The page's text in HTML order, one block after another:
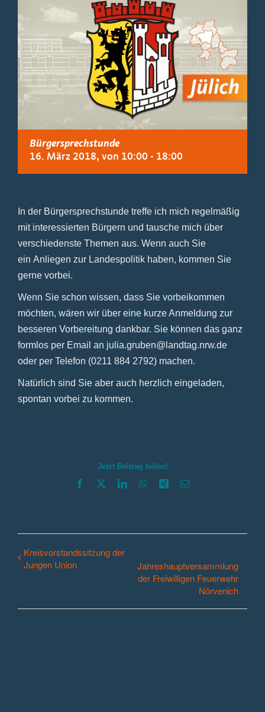
Bürgersprechstunde
16. März 2018, von 10:00 - 18:00
In der Bürgersprechstunde treffe ich mich regelmäßig
mit interessierten Bürgern und tausche mich über
verschiedenste Themen aus. Wenn auch Sie
ein Anliegen zur Landespolitik haben, kommen Sie
gerne vorbei.
Wenn Sie schon wissen, dass Sie vorbeikommen
möchten, wären wir über eine kurze Anmeldung zur
besseren Vorbereitung dankbar. Sie können das ganz
formlos per Email an julia.gruben@landtag.nrw.de
oder per Telefon (0211 884 2792) machen.
Natürlich sind Sie aber auch herzlich eingeladen,
spontan vorbei zu kommen.
Jetzt Beitrag teilen!
Facebook LinkedInWhatsApp
Xing E-
Kreisvorstandssitzung der
Jungen Union
Jahreshauptversammlung
der Freiwilligen Feuerwehr
Nörvenich